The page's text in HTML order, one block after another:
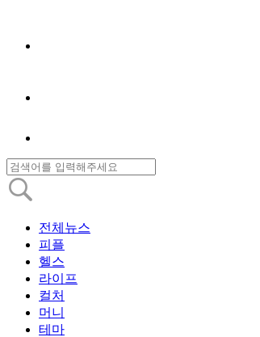
전체뉴스
피플
헬스
라이프
컬처
머니
테마